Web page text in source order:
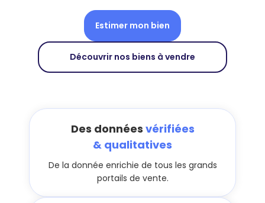
Estimer mon bien
Découvrir nos biens à vendre
Des données vérifiées
& qualitatives
De la donnée enrichie de tous les grands
portails de vente.